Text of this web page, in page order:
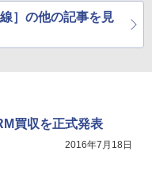
ー 21.5インチ PCモニ
1920×1080 FHD VAパ
非光沢 チルト調整 PCモ
シンプラス SP-NMT21
全12巻セット [ 青山
んの麦茶 from 爽健美茶 ラ
本
吸うふたり 9巻 (デジタル
コミックス)
］の他の記事を見
買収を正式発表
2016年7月18日